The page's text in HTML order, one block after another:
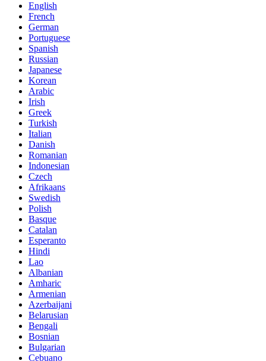
English
French
German
Portuguese
Spanish
Russian
Japanese
Korean
Arabic
Irish
Greek
Turkish
Italian
Danish
Romanian
Indonesian
Czech
Afrikaans
Swedish
Polish
Basque
Catalan
Esperanto
Hindi
Lao
Albanian
Amharic
Armenian
Azerbaijani
Belarusian
Bengali
Bosnian
Bulgarian
Cebuano